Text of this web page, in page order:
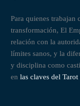
Para quienes trabajan
transformación, El
relación con la
límites sanos, y la
y disciplina como
enlas claves del